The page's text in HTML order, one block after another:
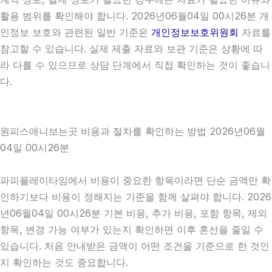
활용 범위를 확인해야 합니다. 2026년06월04일 00시26분 개
인정보 보호와 관련된 일반 기준은 개인정보보호위원회 자료를
참고할 수 있습니다. 실제 제출 자료와 보관 기준은 상황에 따
라 다를 수 있으므로 상담 단계에서 직접 확인하는 것이 좋습니
다.
원피스애니보는곳 비용과 절차를 확인하는 방법 2026년06월
04일 00시26분
파피플레이타임에서 비용이 중요한 항목이라면 단순 금액만 확
인하기보다 비용이 정해지는 기준을 함께 살펴야 합니다. 2026
년06월04일 00시26분 기본 비용, 추가 비용, 포함 항목, 제외
항목, 변경 가능 여부가 있는지 확인하면 이후 혼선을 줄일 수
있습니다. 처음 안내받은 금액이 어떤 조건을 기준으로 한 것인
지 확인하는 것도 중요합니다.